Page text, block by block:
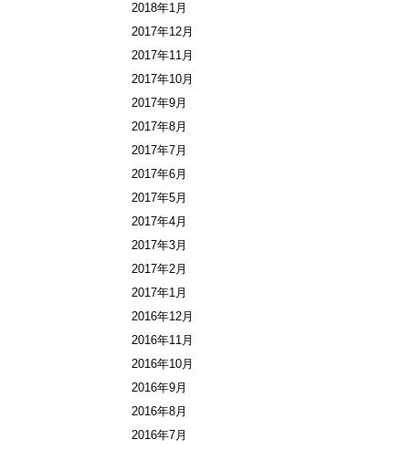
2018年1月
2017年12月
2017年11月
2017年10月
2017年9月
2017年8月
2017年7月
2017年6月
2017年5月
2017年4月
2017年3月
2017年2月
2017年1月
2016年12月
2016年11月
2016年10月
2016年9月
2016年8月
2016年7月